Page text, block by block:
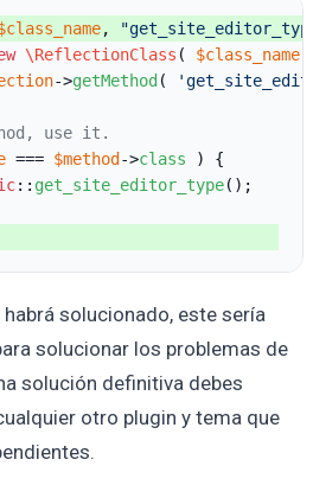
,
\ReflectionClass ( $class_name
->getMethod (
use it.
=== $method ->class ) {
:: get_site_editor_type();
solucionado, este sería
solucionar los problemas de
solución definitiva debes
otro plugin y tema que